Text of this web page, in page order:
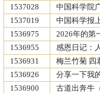
1537028
中国科学院
1537019
中国科学报
1536975
2026年的第
1536955
感恩日记：
1536931
梅兰竹菊 四
1536926
分享一下我
1536900
古道出奔牛